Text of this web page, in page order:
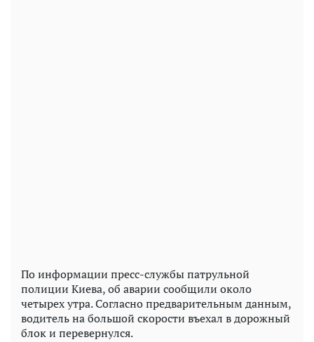
По информации пресс-службы патрульной
полиции Киева, об аварии сообщили около
четырех утра. Согласно предварительным данным,
водитель на большой скорости въехал в дорожный
блок и перевернулся.